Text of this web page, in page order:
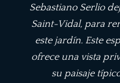
Sebastiano Serlio
Saint-Vidal, para
este jardín. Este
ofrece una vista
su paisaje